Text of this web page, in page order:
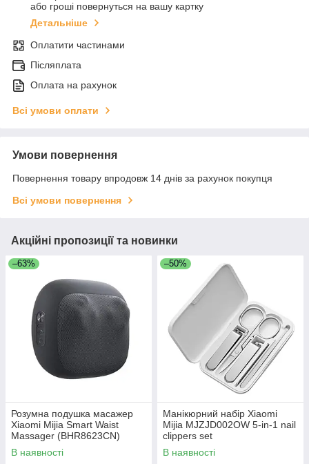
або гроші повернуться на вашу картку
Детальніше
Оплатити частинами
Післяплата
Оплата на рахунок
Всі умови оплати
Умови повернення
Повернення товару впродовж 14 днів за рахунок покупця
Всі умови повернення
Акційні пропозиції та новинки
–63%
Розумна подушка масажер
Xiaomi Mijia Smart Waist
Massager (BHR8623CN)
В наявності
–50%
Манікюрний набір Xiaomi
Mijia MJZJD002OW 5-in-1 nail
clippers set
В наявності